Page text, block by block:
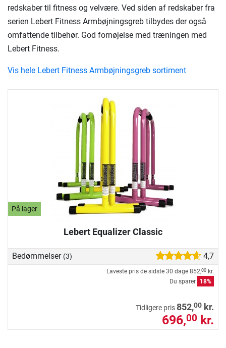
På lager
Lebert Equalizer Classic
Bedømmelser (3) 4,7
Laveste pris de sidste 30 dage 852,00 kr.
Du sparer
18%
Tidligere pris852,00 kr.
696,00 kr.
redskaber til fitness og velvære. Ved siden af redskaber fra
serien Lebert Fitness Armbøjningsgreb tilbydes der også
omfattende tilbehør. God fornøjelse med træningen med
Lebert Fitness.
Vis hele Lebert Fitness Armbøjningsgreb sortiment